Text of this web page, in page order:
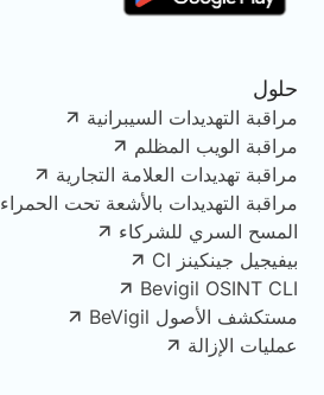
حلول
مراقبة التهديدات السيبرانية
مراقبة الويب المظلم
مراقبة تهديدات العلامة التجارية
مراقبة التهديدات بالأشعة تحت الحمراء
المسح السري للشركاء
بيفيجيل جينكينز CI
Bevigil OSINT CLI
مستكشف الأصول BeVigil
عمليات الإزالة